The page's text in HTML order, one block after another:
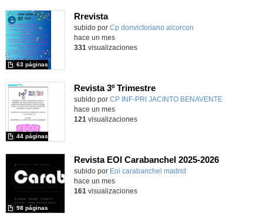
Rrevista
subido por Cp donvictoriano alcorcon
63 páginas
hace un mes
331 visualizaciones
Revista 3º Trimestre
subido por CP INF-PRI JACINTO BENAVENTE
44 páginas
-
hace un mes
121 visualizaciones
Revista EOI Carabanchel 2025-2026
Contenido educativo.
subido por Eoi carabanchel madrid
98 páginas
hace un mes
161 visualizaciones